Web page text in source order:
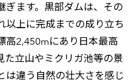
ぎます。黒部ダムは、その
以上に完成までの成り立ち
高2,450mにあり日本最高
た立山やミクリガ池等の景
は違う自然の壮大さを感じ